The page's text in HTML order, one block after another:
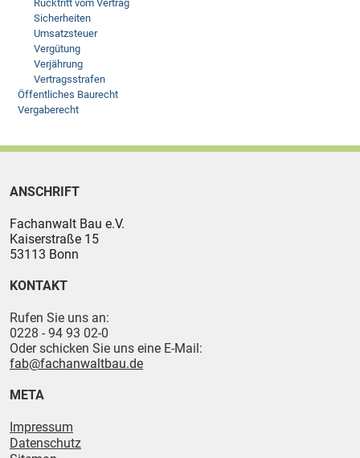
Rücktritt vom Vertrag
Sicherheiten
Umsatzsteuer
Vergütung
Verjährung
Vertragsstrafen
Öffentliches Baurecht
Vergaberecht
ANSCHRIFT
Fachanwalt Bau e.V.
Kaiserstraße 15
53113 Bonn
KONTAKT
Rufen Sie uns an:
0228 - 94 93 02-0
Oder schicken Sie uns eine E-Mail:
fab@fachanwaltbau.de
META
Impressum
Datenschutz